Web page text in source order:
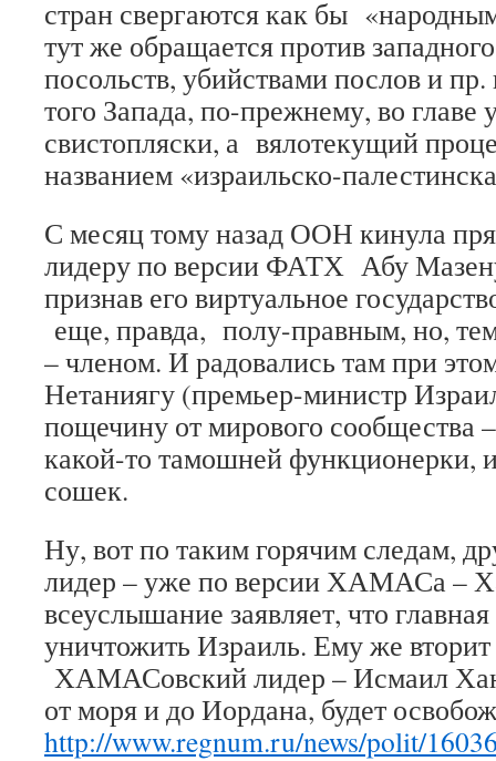
стран свергаются как бы
тут же обращается против
посольств, убийствами послов и
того Запада, по-прежнему, во главе
свистопляски, а вялотекущий
названием «израильско-
С месяц тому назад ООН кинула
лидеру по версии ФАТХ Абу
признав его виртуальное
еще, правда, полу-правным, но,
– членом. И радовались там при
Нетаниягу (премьер-министр
пощечину от мирового сообщества
какой-то тамошней функционерки,
сошек.
Ну, вот по таким горячим следам,
лидер – уже по версии ХАМАСа –
всеуслышание заявляет, что
уничтожить Израиль. Ему же вторит
ХАМАСовский лидер – Исмаил
от моря и до Иордана, будет
http://www.regnum.ru/news/polit/